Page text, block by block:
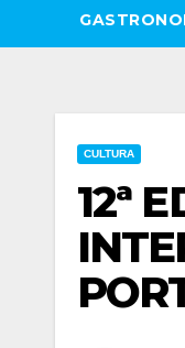
CULTURA
12ª